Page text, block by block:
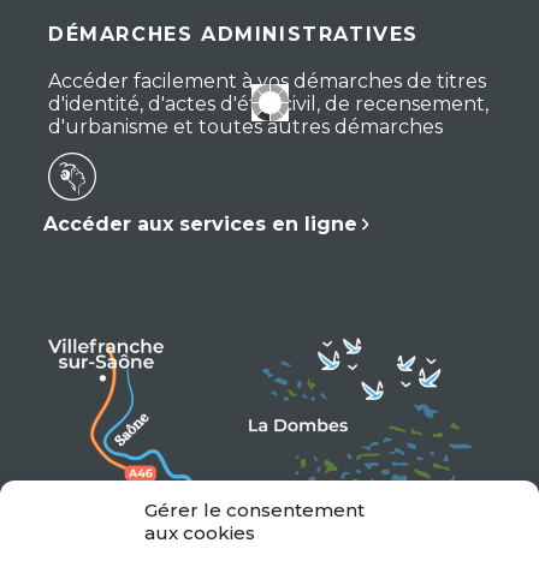
Gérer le consentement
aux cookies
DÉMARCHES ADMINISTRATIVES
Accéder facilement à vos démarches de titres
d'identité, d'actes d'état civil, de recensement,
d'urbanisme et toutes autres démarches
Accéder aux services en ligne